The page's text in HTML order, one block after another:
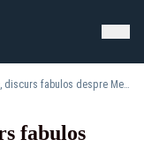
Zlatan Ibrahimovic, discurs fabulos despre Messi după Argentina – Egipt: „Nimeni nu se poate apropia de el”
fabulos